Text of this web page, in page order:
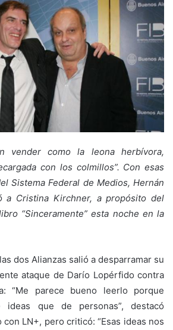
vender como la leona herbívora,
con los colmillos”. Con esas
Sistema Federal de Medios, Hernán
a Cristina Kirchner, a propósito del
“Sinceramente” esta noche en la
dos Alianzas salió a desparramar su
ataque de Darío Lopérfido contra
“Me parece bueno leerlo porque
ideas que de personas”, destacó
LN+, pero criticó: “Esas ideas nos